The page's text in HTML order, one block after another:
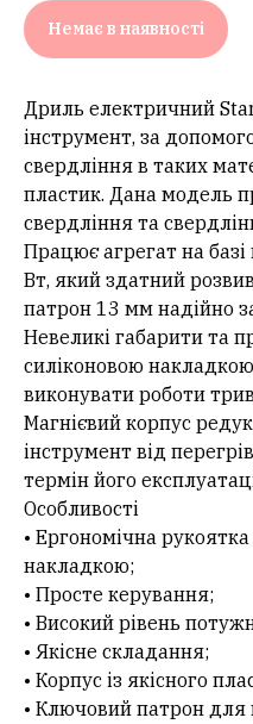
Немає в наявності
Дриль електричний
інструмент, за
свердління в таких
пластик. Дана модель
свердління та
Працює агрегат на
Вт, який здатний
патрон 13 мм надійно
Невеликі габарити та
силіконовою
виконувати роботи
Магнієвий корпус
інструмент від
термін його
Особливості
• Ергономічна
накладкою;
• Просте керування;
• Високий рівень
• Якісне складання;
• Корпус із якісного
• Ключовий патрон для